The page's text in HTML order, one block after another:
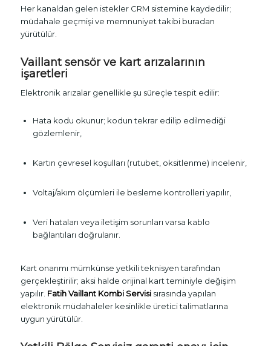
Her kanaldan gelen istekler CRM sistemine kaydedilir;
müdahale geçmişi ve memnuniyet takibi buradan
yürütülür.
Vaillant sensör ve kart arızalarının
işaretleri
Elektronik arızalar genellikle şu süreçle tespit edilir:
Hata kodu okunur; kodun tekrar edilip edilmediği
gözlemlenir,
Kartın çevresel koşulları (rutubet, oksitlenme) incelenir,
Voltaj/akım ölçümleri ile besleme kontrolleri yapılır,
Veri hataları veya iletişim sorunları varsa kablo
bağlantıları doğrulanır.
Kart onarımı mümkünse yetkili teknisyen tarafından
gerçekleştirilir; aksi halde orijinal kart teminiyle değişim
yapılır. Fatih Vaillant Kombi Servisisırasında yapılan
elektronik müdahaleler kesinlikle üretici talimatlarına
uygun yürütülür.